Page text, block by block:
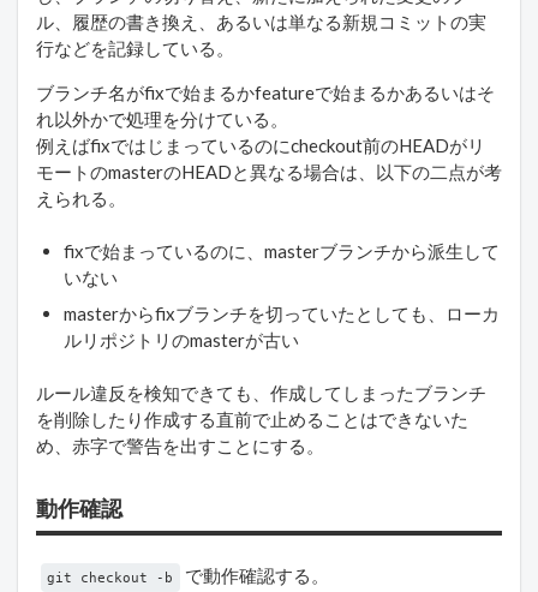
ル、履歴の書き換え、あるいは単なる新規コミットの実
行などを記録している。
ブランチ名がfixで始まるかfeatureで始まるかあるいはそ
れ以外かで処理を分けている。
例えばfixではじまっているのにcheckout前のHEADがリ
モートのmasterのHEADと異なる場合は、以下の二点が考
えられる。
fixで始まっているのに、masterブランチから派生して
いない
masterからfixブランチを切っていたとしても、ローカ
ルリポジトリのmasterが古い
ルール違反を検知できても、作成してしまったブランチ
を削除したり作成する直前で止めることはできないた
め、赤字で警告を出すことにする。
動作確認
git checkout -b で動作確認する。